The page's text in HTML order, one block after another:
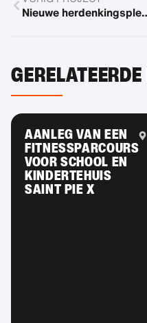
Nieuwe
AANLEG VAN EEN
FITNESSPARCOURS
VOOR SCHOOL EN
KINDERTEHUIS
SAINT PIE X